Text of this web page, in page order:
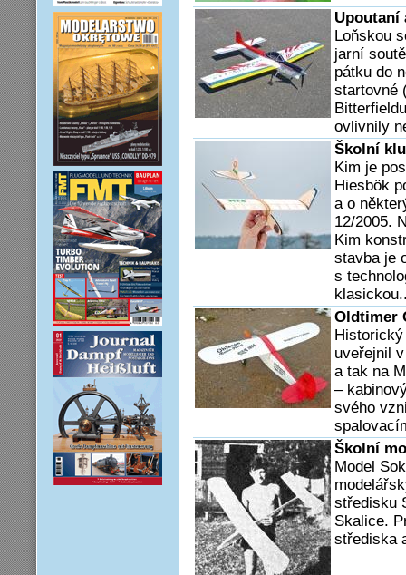
Upoutaní
Loňskou
jarní
pátku do
startovné
ovlivnily
Školní
Kim je
Hiesbök
a o
12/2005.
Kim
stavba je
s
Oldtimer
uveřejnil
a tak na
–
svého
Školní
Model
středisku
Skalice.
střediska